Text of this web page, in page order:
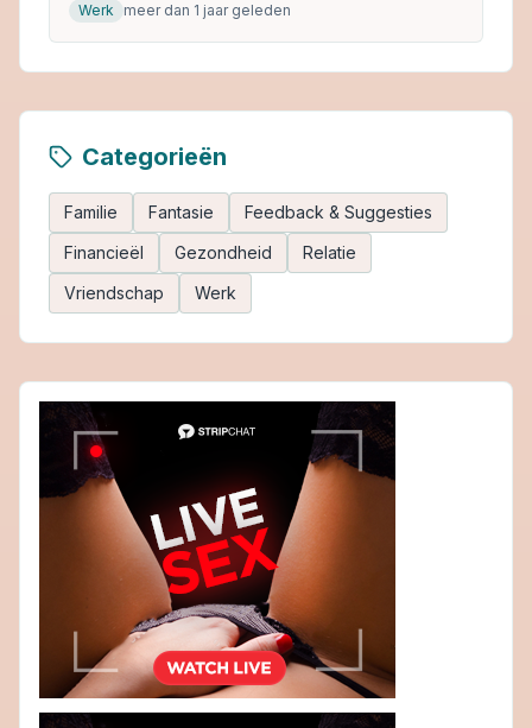
Werk meer dan 1 jaar geleden
Categorieën
Familie Fantasie
Feedback & Suggesties
Financieël
Gezondheid
Relatie
Vriendschap
Werk